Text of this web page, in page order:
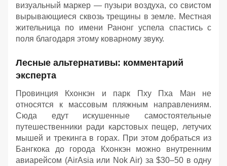
визуальный маркер — пузыри воздуха, со свистом
вырывающиеся сквозь трещины в земле. Местная
жительница по имени Ранонг успела спастись с
поля благодаря этому коварному звуку.
Лесные альтернативы: комментарий
эксперта
Провинция Кхонкэн и парк Пху Пха Ман не
относятся к массовым пляжным направлениям.
Сюда едут искушенные самостоятельные
путешественники ради карстовых пещер, летучих
мышей и трекинга в горах. При этом добраться из
Бангкока до города Кхонкэн можно внутренним
авиарейсом (AirAsia или Nok Air) за $30–50 в одну